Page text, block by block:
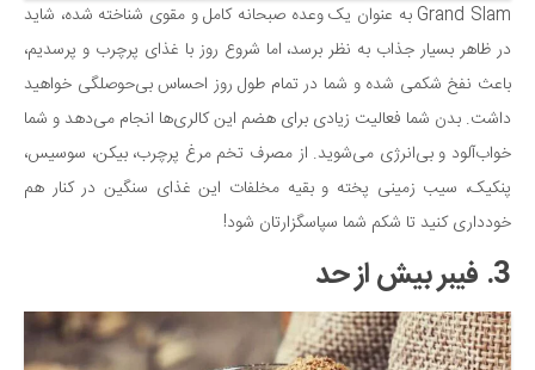
Grand Slam به عنوان یک وعده صبحانه کامل و مقوی شناخته شده، شاید
در ظاهر بسیار جذاب به نظر برسد، اما شروع روز با غذای پرچرب و پرسدیم،
باعث نفخ شکمی شده و شما در تمام طول روز احساس بی‌حوصلگی خواهید
داشت. بدن شما فعالیت زیادی برای هضم این کالری‌ها انجام می‌دهد و شما
خواب‌آلود و بی‌انرژی می‌شوید. از مصرف تخم مرغ پرچرب، بیکن، سوسیس،
پنکیک، سیب زمینی پخته و بقیه مخلفات این غذای سنگین در کنار هم
خودداری کنید تا شکم شما سپاسگزارتان شود!
3. فیبر بیش از حد